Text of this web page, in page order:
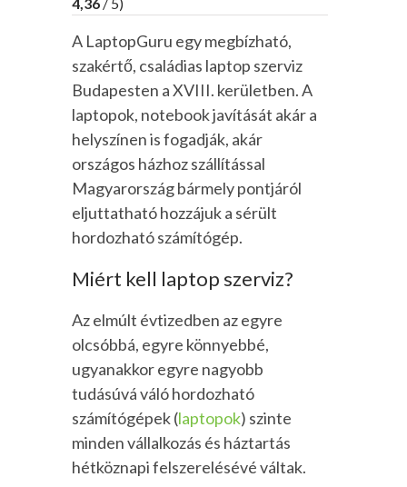
4,36 / 5)
A LaptopGuru egy megbízható,
szakértő, családias laptop szerviz
Budapesten a XVIII. kerületben. A
laptopok, notebook javítását akár a
helyszínen is fogadják, akár
országos házhoz szállítással
Magyarország bármely pontjáról
eljuttatható hozzájuk a sérült
hordozható számítógép.
Miért kell laptop szerviz?
Az elmúlt évtizedben az egyre
olcsóbbá, egyre könnyebbé,
ugyanakkor egyre nagyobb
tudásúvá váló hordozható
számítógépek (laptopok) szinte
minden vállalkozás és háztartás
hétköznapi felszerelésévé váltak.